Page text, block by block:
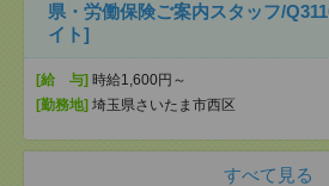
県・労働保険ご案内スタッフ/
イト]
[給 与] 時給1,600円～
[勤務地] 埼玉県さいたま市西区
すべて見る